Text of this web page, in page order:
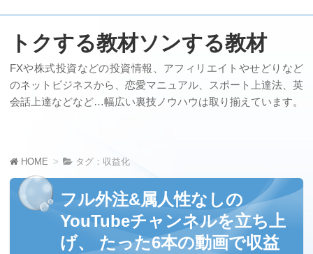
トクする教材ソンする教材
FXや株式投資などの投資情報、アフィリエイトやせどりなど
のネットビジネスから、恋愛マニュアル、スポート上達法、英
会話上達などなど…幅広い裏技ノウハウは取り揃えています。
HOME タグ：収益化
フル外注&属人性なしの
YouTubeチャンネルを立ち上
げ、 たった6本の動画で収益